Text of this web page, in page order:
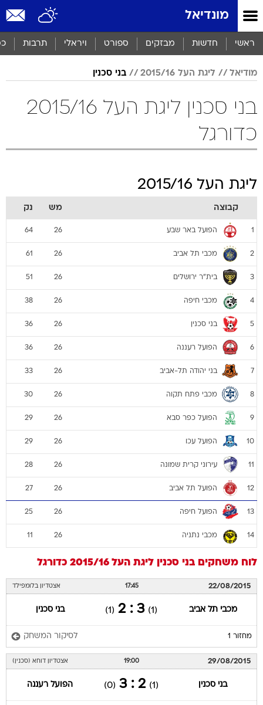
מונדיאל
ראשי חדשות מבזקים ספורט ויראלי תרבות
מודיאל ליגת העל 2015/16 בני סכנין
בני סכנין ליגת העל 2015/16
כדורגל
ליגת העל 2015/16
קבוצה מש נק
1 הפועל באר שבע 26
64
2 מכבי תל אביב 26
61
3 בית"ר ירושלים 26
51
4 מכבי חיפה 26
38
5 בני סכנין 26
36
6 הפועל רעננה 26
36
7 בני יהודה תל-אביב 26
33
8 מכבי פתח תקוה 26
30
9 הפועל כפר סבא 26
29
10 הפועל עכו 26
29
11 עירוני קרית שמונה 26
28
12 הפועל תל אביב 26
27
13 הפועל חיפה 26
25
14 מכבי נתניה 26
11
לוח משחקים בני סכנין ליגת העל 2015/16 כדורגל
22/08/2015
17:45 אצטדיון בלומפילד
מכבי תל אביב (1)
3 : 2
(1) בני סכנין
מחזור 1 לסיקור המשחק
29/08/2015
19:00 אצטדיון דוחא (סכנין)
בני סכנין (1)
2 : 3
(0) הפועל רעננה